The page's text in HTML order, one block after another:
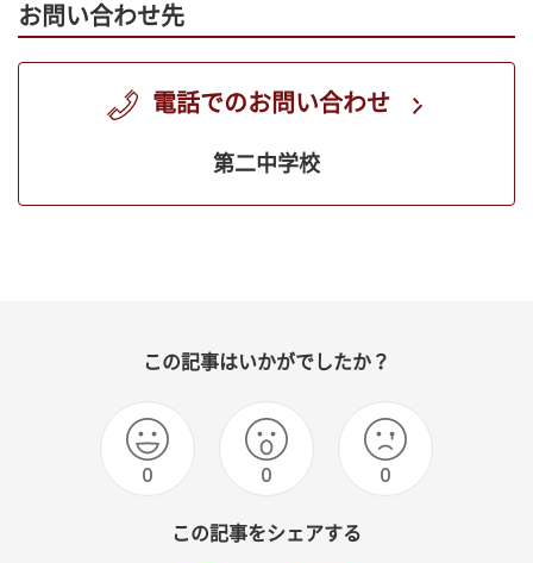
お問い合わせ先
電話でのお問い合わせ
第二中学校
この記事はいかがでしたか？
0 0 0
この記事をシェアする